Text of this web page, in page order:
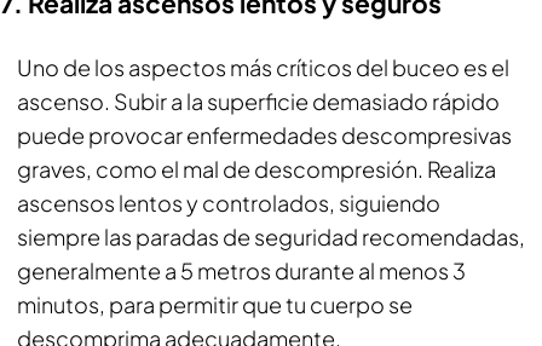
Uno de los aspectos más críticos del buceo es el
ascenso. Subir a la superficie demasiado rápido
puede provocar enfermedades descompresivas
graves, como el mal de descompresión. Realiza
ascensos lentos y controlados, siguiendo
siempre las paradas de seguridad recomendadas,
generalmente a 5 metros durante al menos 3
minutos, para permitir que tu cuerpo se
descomprima adecuadamente.